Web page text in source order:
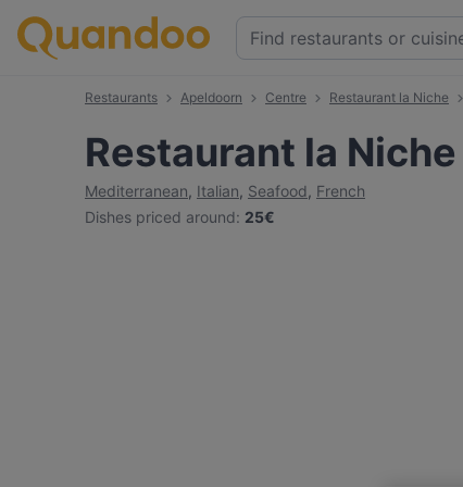
Restaurants Apeldoorn Centre Restaurant la Niche
Restaurant la Niche
Mediterranean, Italian, Seafood, French
Dishes priced around: 25€